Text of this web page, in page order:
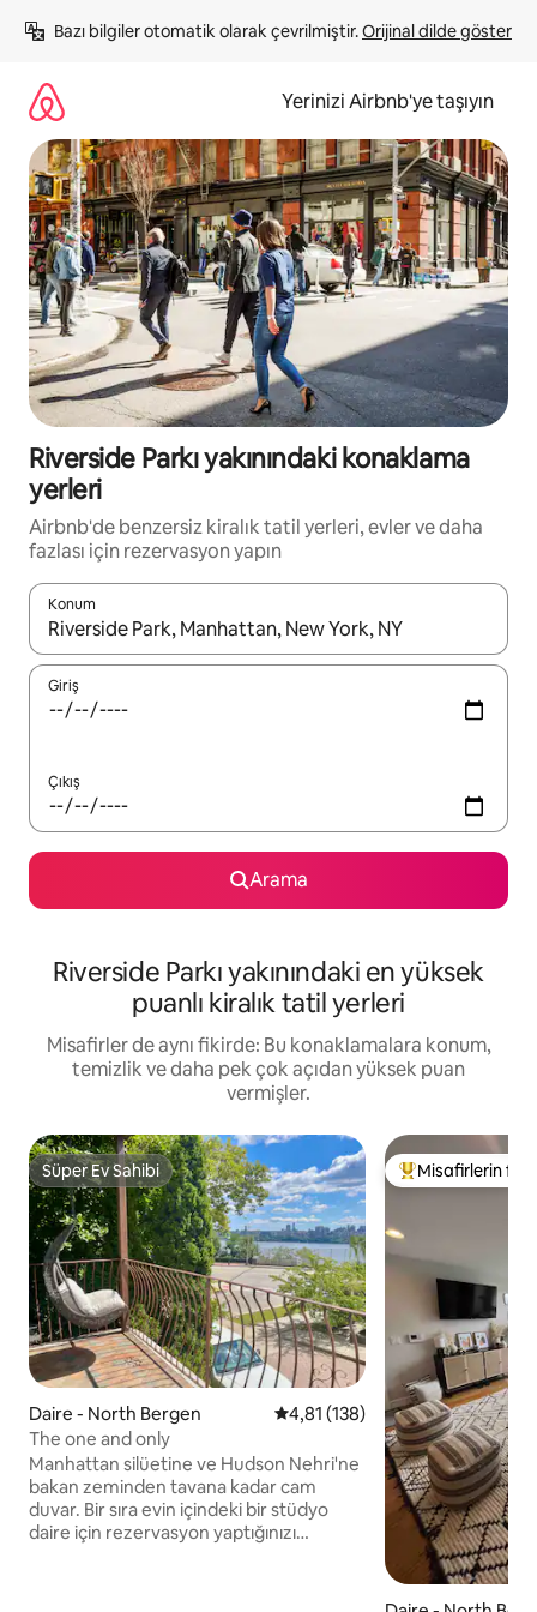
atla
Bazı bilgiler otomatik olarak çevrilmiştir. Orijinal dilde göster
Yerinizi Airbnb'ye taşıyın
Riverside Parkı yakınındaki konaklama
yerleri
Airbnb'de benzersiz kiralık tatil yerleri, evler ve daha
fazlası için rezervasyon yapın
Konum
Sonuçlar kullanılabilir olduğunda yukarı ve aşağı oklarıyla
Giriş
Çıkış
Arama
Riverside Parkı yakınındaki en yüksek
puanlı kiralık tatil yerleri
Misafirler de aynı fikirde: Bu konaklamalara konum,
temizlik ve daha pek çok açıdan yüksek puan
vermişler.
Süper Ev Sahibi
Süper Ev Sahibi
Daire - North Bergen 5 üzerinden ortalama 4,81
4,81 (138)
The one and only
Manhattan silüetine ve Hudson Nehri'ne
bakan zeminden tavana kadar cam
duvar. Bir sıra evin içindeki bir stüdyo
daire için rezervasyon yaptığınızı
Misafirlerin
Misafirlerin